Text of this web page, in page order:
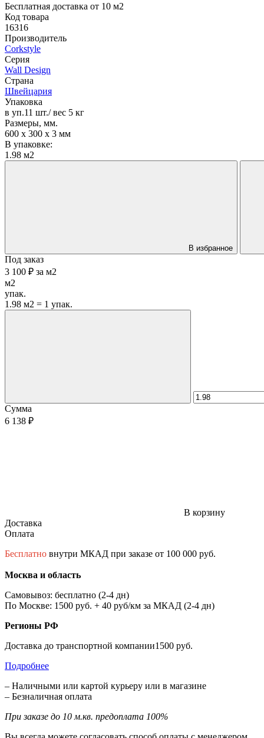
Бесплатная доставка от 10 м2
Код товара
16316
Производитель
Corkstyle
Серия
Wall Design
Страна
Швейцария
Упаковка
в уп.11 шт./ вес 5 кг
Размеры, мм.
600 х 300 х 3 мм
В упаковке:
1.98 м2
В избранное
Под заказ
3 100 ₽ за м2
м2
упак.
1.98 м2 = 1 упак.
Сумма
6 138 ₽
В корзину
Доставка
Оплата
Бесплатно внутри МКАД при заказе от 100 000 руб.
Москва и область
Самовывоз: бесплатно (2-4 дн)
По Москве: 1500 руб. + 40 руб/км за МКАД (2-4 дн)
Регионы РФ
Доставка до транспортной компании1500 руб.
Подробнее
– Наличными или картой курьеру или в магазине
– Безналичная оплата
При заказе до 10 м.кв. предоплата 100%